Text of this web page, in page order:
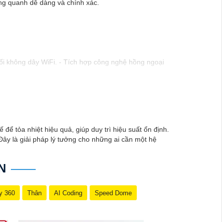
quanh dễ dàng và chính xác.
không dây WiFi. - Tích hợp công nghệ hồng ngoại
- Tầm quan sát hồng ngoại lên đến 20m. - Chống
tỏa nhiệt hiệu quả, giúp duy trì hiệu suất ổn định.
là giải pháp lý tưởng cho những ai cần một hệ
360 Thân AI Coding Speed Dome